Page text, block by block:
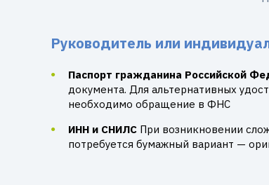
Руководитель или
Паспорт гражданина Российской
документа. Для альтернативных
необходимо обращение в ФНС
ИНН и СНИЛС При возникновении
потребуется бумажный вариант —